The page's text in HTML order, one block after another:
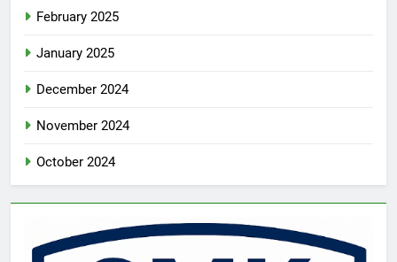
February 2025
January 2025
December 2024
November 2024
October 2024